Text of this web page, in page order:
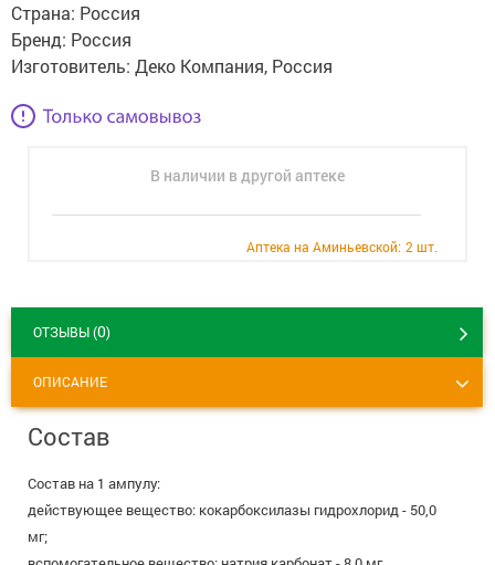
Мама и малыш
Уход за больными
Витамины и БАД
Вакансии
Страна: Россия
Бренд: Россия
Изготовитель: Деко Компания, Россия
В наличии в другой аптеке
Аптека на Аминьевской: 2 шт.
ОТЗЫВЫ (0)
ОПИСАНИЕ
Состав
Состав на 1 ампулу:
действующее вещество: кокарбоксилазы гидрохлорид - 50,0
мг;